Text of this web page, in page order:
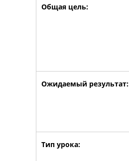
Общая цель:
Ожидаемый результат:
Тип урока: